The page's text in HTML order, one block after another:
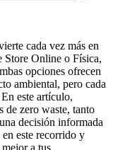
cada vez más en
Store Online o Física,
opciones ofrecen
ambiental, pero cada
este artículo,
de zero waste, tanto
decisión informada
este recorrido y
mejor a tus